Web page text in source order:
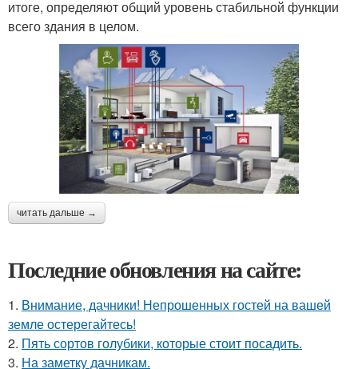
итоге, определяют общий уровень стабильной функции
всего здания в целом.
читать дальше →
Последние обновления на сайте:
1. Внимание, дачники! Непрошенных гостей на вашей
земле остерегайтесь!
2. Пять сортов голубики, которые стоит посадить.
3. На заметку дачникам.